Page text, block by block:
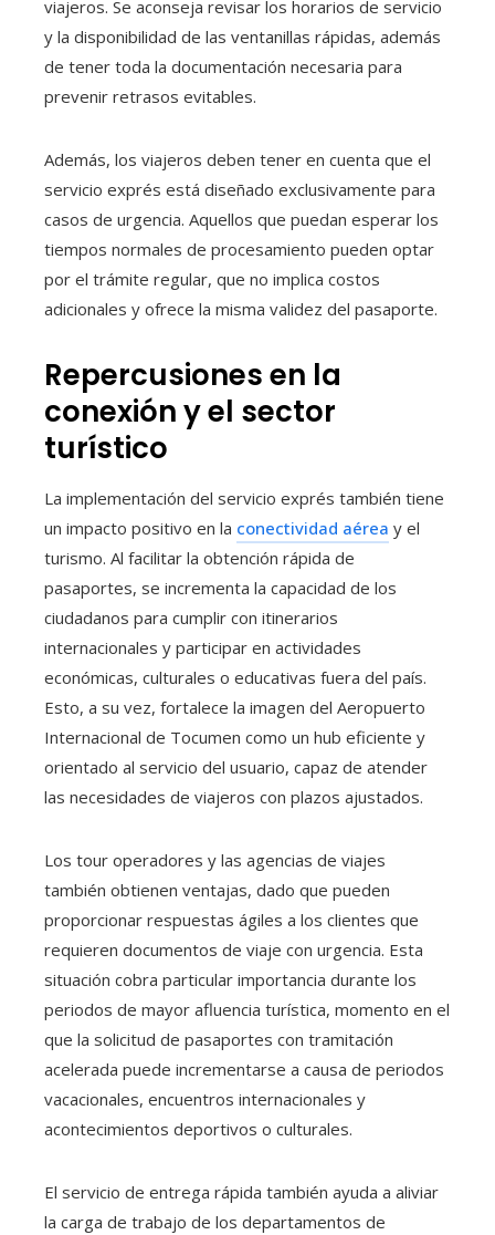
viajeros. Se aconseja revisar los horarios de servicio
y la disponibilidad de las ventanillas rápidas, además
de tener toda la documentación necesaria para
prevenir retrasos evitables.
Además, los viajeros deben tener en cuenta que el
servicio exprés está diseñado exclusivamente para
casos de urgencia. Aquellos que puedan esperar los
tiempos normales de procesamiento pueden optar
por el trámite regular, que no implica costos
adicionales y ofrece la misma validez del pasaporte.
Repercusiones en la
conexión y el sector
turístico
La implementación del servicio exprés también tiene
un impacto positivo en la conectividad aérea y el
turismo. Al facilitar la obtención rápida de
pasaportes, se incrementa la capacidad de los
ciudadanos para cumplir con itinerarios
internacionales y participar en actividades
económicas, culturales o educativas fuera del país.
Esto, a su vez, fortalece la imagen del Aeropuerto
Internacional de Tocumen como un hub eficiente y
orientado al servicio del usuario, capaz de atender
las necesidades de viajeros con plazos ajustados.
Los tour operadores y las agencias de viajes
también obtienen ventajas, dado que pueden
proporcionar respuestas ágiles a los clientes que
requieren documentos de viaje con urgencia. Esta
situación cobra particular importancia durante los
periodos de mayor afluencia turística, momento en el
que la solicitud de pasaportes con tramitación
acelerada puede incrementarse a causa de periodos
vacacionales, encuentros internacionales y
acontecimientos deportivos o culturales.
El servicio de entrega rápida también ayuda a aliviar
la carga de trabajo de los departamentos de